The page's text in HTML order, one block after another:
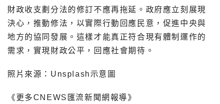
財政收支劃分法的修訂不應再拖延。政府應立刻展現
決心，推動修法，以實際行動回應民意，促進中央與
地方的協同發展。這樣才能真正符合現有體制運作的
需求，實現財政公平，回應社會期待。
照片來源：Unsplash示意圖
《更多CNEWS匯流新聞網報導》